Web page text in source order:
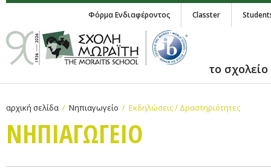
Φόρμα Ενδιαφέροντος Classter
το σχολείο
αρχική σελίδα Νηπιαγωγείο Εκδηλώσεις / Δραστηριότητες
ΝΗΠΙΑΓΩΓΕΙΟ